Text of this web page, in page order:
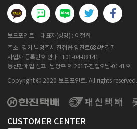
보드포인트
대표자(성명) : 이철희
주소 : 경기 남양주시 진접읍 양진로684번길7
사업자 등록번호 안내 : 101-04-88141
통신판매업 신고 : 남양주 제 2017-진접오남-0141호
Copyright 2020 보드포인트. All rights reserved.
CUSTOMER CENTER